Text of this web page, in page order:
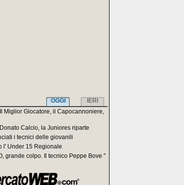
IERI
OGGI
Miglior Giocatore, il Capocannoniere,
Calcio, la Juniores riparte
i tecnici delle giovanili
l' Under 15 Regionale
grande colpo. Il tecnico Peppe Bove "